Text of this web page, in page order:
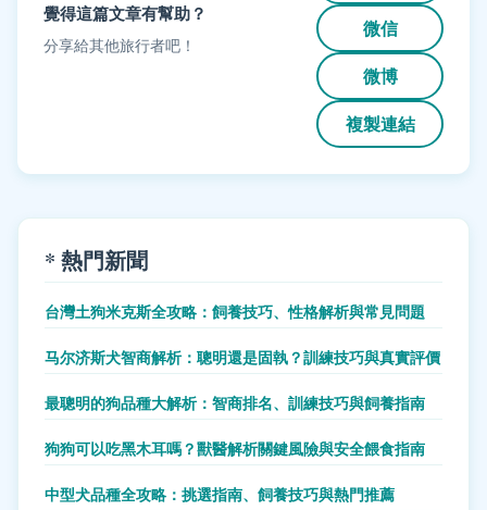
覺得這篇文章有幫助？
分享給其他旅行者吧！
微信
微博
複製連結
* 熱門新聞
台灣土狗米克斯全攻略：飼養技巧、性格解析與常見問題
马尔济斯犬智商解析：聰明還是固執？訓練技巧與真實評價
最聰明的狗品種大解析：智商排名、訓練技巧與飼養指南
狗狗可以吃黑木耳嗎？獸醫解析關鍵風險與安全餵食指南
中型犬品種全攻略：挑選指南、飼養技巧與熱門推薦